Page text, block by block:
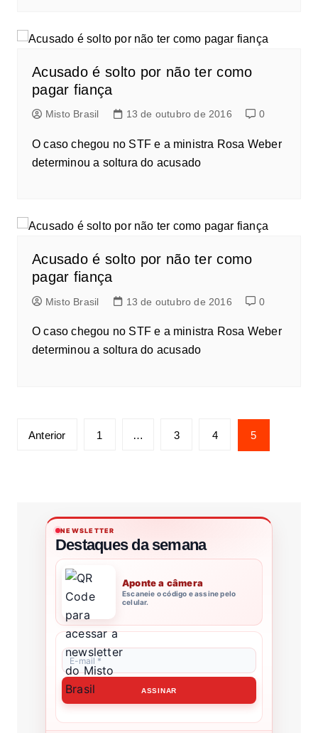
Acusado é solto por não ter como
pagar fiança
Misto Brasil 13 de outubro de 2016 0
O caso chegou no STF e a ministra Rosa Weber
determinou a soltura do acusado
Acusado é solto por não ter como
pagar fiança
Misto Brasil 13 de outubro de 2016 0
O caso chegou no STF e a ministra Rosa Weber
determinou a soltura do acusado
Anterior 1 … 3 4 5
NEWSLETTER
Destaques da semana
Aponte a câmera
Escaneie o código e assine pelo
celular.